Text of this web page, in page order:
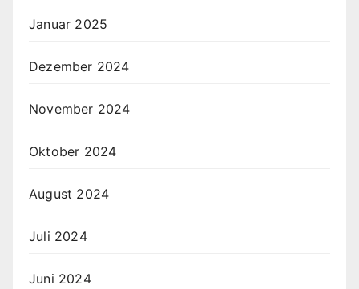
Januar 2025
Dezember 2024
November 2024
Oktober 2024
August 2024
Juli 2024
Juni 2024